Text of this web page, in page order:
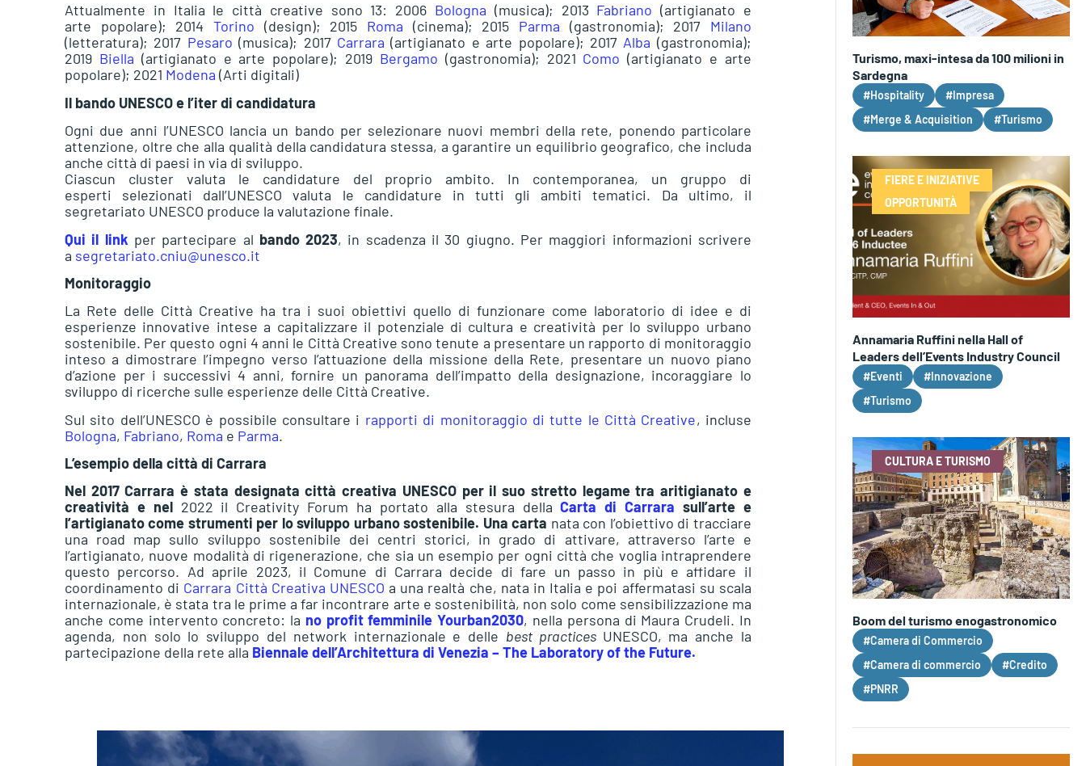
Attualmente in Italia le città creative sono 13: 2006 Bologna (musica); 2013 Fabriano (artigianato e
arte popolare); 2014 Torino (design); 2015 Roma (cinema); 2015 Parma (gastronomia); 2017 Milano
(letteratura); 2017 Pesaro (musica); 2017 Carrara (artigianato e arte popolare); 2017 Alba (gastronomia);
2019 Biella (artigianato e arte popolare); 2019 Bergamo (gastronomia); 2021 Como (artigianato e arte
popolare); 2021 Modena (Arti digitali)
Il bando UNESCO e l’iter di candidatura
Ogni due anni l’UNESCO lancia un bando per selezionare nuovi membri della rete, ponendo particolare
attenzione, oltre che alla qualità della candidatura stessa, a garantire un equilibrio geografico, che includa
anche città di paesi in via di sviluppo.
Ciascun cluster valuta le candidature del proprio ambito. In contemporanea, un gruppo di
esperti selezionati dall’UNESCO valuta le candidature in tutti gli ambiti tematici. Da ultimo, il
segretariato UNESCO produce la valutazione finale.
Qui il link per partecipare al bando 2023, in scadenza il 30 giugno. Per maggiori informazioni scrivere
a segretariato.cniu@unesco.it
Monitoraggio
La Rete delle Città Creative ha tra i suoi obiettivi quello di funzionare come laboratorio di idee e di
esperienze innovative intese a capitalizzare il potenziale di cultura e creatività per lo sviluppo urbano
sostenibile. Per questo ogni 4 anni le Città Creative sono tenute a presentare un rapporto di monitoraggio
inteso a dimostrare l’impegno verso l’attuazione della missione della Rete, presentare un nuovo piano
d’azione per i successivi 4 anni, fornire un panorama dell’impatto della designazione, incoraggiare lo
sviluppo di ricerche sulle esperienze delle Città Creative.
Sul sito dell’UNESCO è possibile consultare i rapporti di monitoraggio di tutte le Città Creative, incluse
Bologna, Fabriano, Roma e Parma.
L’esempio della città di Carrara
Nel 2017 Carrara è stata designata città creativa UNESCO per il suo stretto legame tra aritigianato e
creatività e nel 2022 il Creativity Forum ha portato alla stesura dellaCarta di Carrara sull’arte e
l’artigianato come strumenti per lo sviluppo urbano sostenibile. Una carta nata con l’obiettivo di tracciare
una road map sullo sviluppo sostenibile dei centri storici, in grado di attivare, attraverso l’arte e
l’artigianato, nuove modalità di rigenerazione, che sia un esempio per ogni città che voglia intraprendere
questo percorso. Ad aprile 2023, il Comune di Carrara decide di fare un passo in più e affidare il
coordinamento di Carrara Città Creativa UNESCOa una realtà che, nata in Italia e poi affermatasi su scala
internazionale, è stata tra le prime a far incontrare arte e sostenibilità, non solo come sensibilizzazione ma
anche come intervento concreto: la no profit femminile Yourban2030, nella persona di Maura Crudeli. In
agenda, non solo lo sviluppo del network internazionale e delle best practices UNESCO, ma anche la
partecipazione della rete alla Biennale dell’Architettura di Venezia – The Laboratory of the Future.
Turismo, maxi-intesa da 100 milioni in
Sardegna
#Hospitality
#Impresa
#Merge & Acquisition
#Turismo
FIERE E INIZIATIVE
OPPORTUNITÀ
Annamaria Ruffini nella Hall of
Leaders dell’Events Industry Council
#Eventi
#Innovazione
#Turismo
CULTURA E TURISMO
Boom del turismo enogastronomico
#Camera di Commercio
#Camera di commercio
#Credito
#PNRR